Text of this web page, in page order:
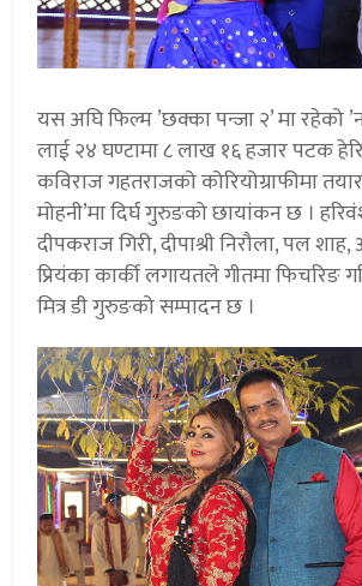
यस अघि फिल्म ’छक्का पन्जा २’ मा रहेको
लाई २४ घण्टामा ८ लाख १६ हजार पटक
कविराज गहतराजको कोरियोग्राफीमा
मोहनी’मा दिर्घ गुरुङको छायांकन छ ।
दीपकराज गिरी, दीपाश्री निरौला, पल
प्रियंका कार्की लगायतले गीतमा फिचरिङ
मित्र डी गुरुङको सम्पादन छ ।